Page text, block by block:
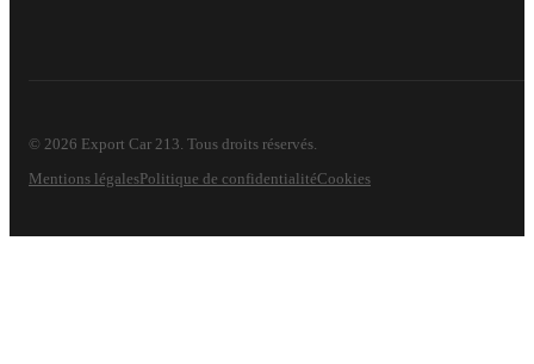
© 2026 Export Car 213. Tous droits réservés.
Mentions légalesPolitique de confidentialitéCookies